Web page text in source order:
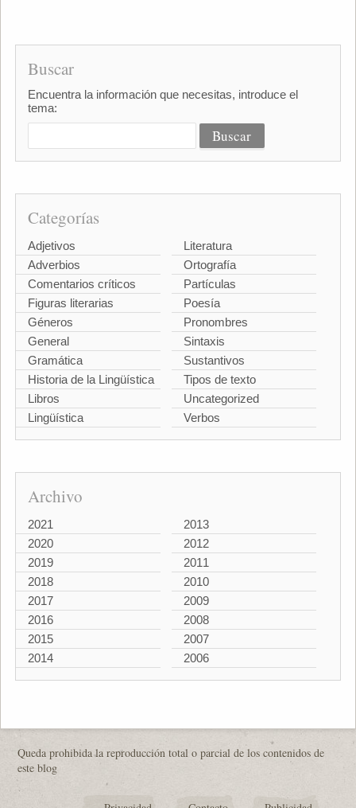
Buscar
Encuentra la información que necesitas, introduce el
tema:
Categorías
Adjetivos
Adverbios
Comentarios críticos
Figuras literarias
Géneros
General
Gramática
Historia de la Lingüística
Libros
Lingüística
Literatura
Ortografía
Partículas
Poesía
Pronombres
Sintaxis
Sustantivos
Tipos de texto
Uncategorized
Verbos
Archivo
2021
2020
2019
2018
2017
2016
2015
2014
2013
2012
2011
2010
2009
2008
2007
2006
Queda prohibida la reproducción total o parcial de los contenidos de
este blog